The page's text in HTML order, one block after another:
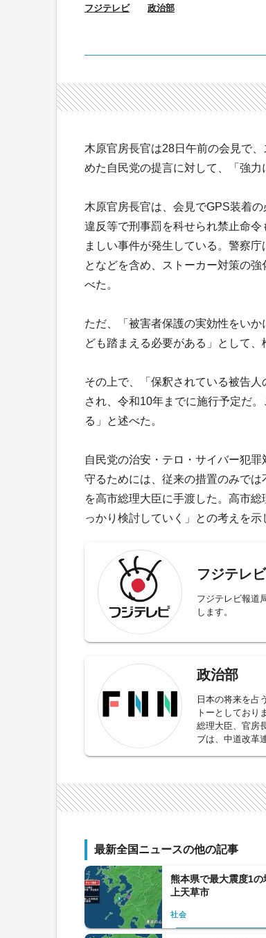
フジテレビ
政治部
木原官房長官は28日午前の会見で
めた自民党の提言に対して、「強力
木原官房長官は、会見でGPS装着
違反等で刑事罰を科せられ禁止命
ましい事件が発生している。警察
となどを含め、ストーカー対策の
べた。
ただ、「被害者保護の実効性をい
ども踏まえる必要がある」として、
その上で、「保釈されている被告
され、令和10年までに施行予定だ
る」と述べた。
自民党の治安・テロ・サイバー犯
守るためには、従来の措置のみで
を高市総理大臣に手渡した。高市
っかり検討していく」との考えを示
フジテレビ
フジテレビ報道
します。
政治部
日本の将来を占
トーとしており
総理大臣、官房
ブは、中道改革
最新全国ニュースの他の記事
熊本県で最大震度1
上天草市
社会